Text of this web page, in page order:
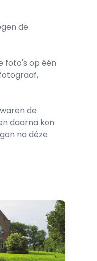
de
foto's op één
de
daarna kon
na déze